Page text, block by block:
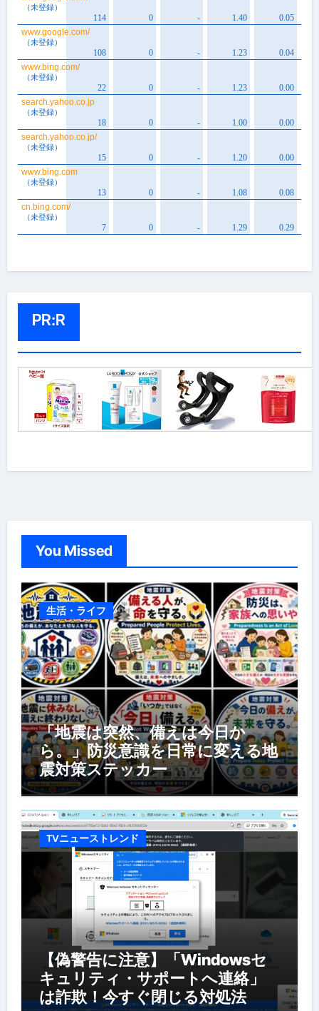
PR:R
You Missed
生活・ライフ
「地震は突然、備えは今日か
ら。」防災意識を日常に変える地
震対策ステッカー
TVニューストレンド
【偽警告に注意】「Windowsセ
キュリティ・サポートへ連絡」
は詐欺！今すぐ閉じる対処法